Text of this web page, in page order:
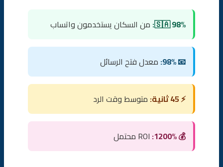
🇸🇦 98%: من السكان يستخدمون واتساب
📧 98%: معدل فتح الرسائل
⚡ 45 ثانية: متوسط وقت الرد
💰 1200%: